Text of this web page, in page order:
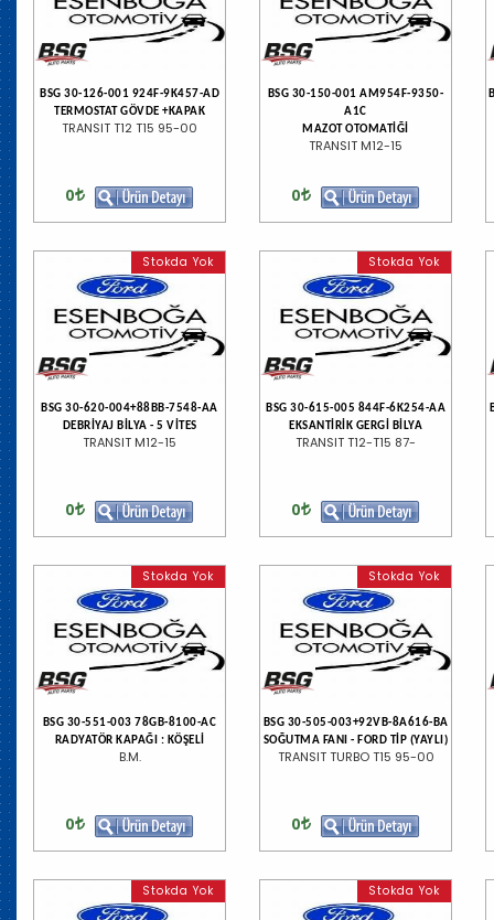
BSG 30-126-001 924F-9K457-AD
TERMOSTAT GÖVDE +KAPAK
TRANSIT T12 T15 95-00
0
BSG 30-150-001 AM954F-9350-
A1C
MAZOT OTOMATİĞİ
TRANSIT M12-15
0
Stokda Yok
BSG 30-620-004+88BB-7548-AA
DEBRİYAJ BİLYA - 5 VİTES
TRANSIT M12-15
0
Stokda Yok
BSG 30-615-005 844F-6K254-AA
EKSANTİRİK GERGİ BİLYA
TRANSIT T12-T15 87-
0
Stokda Yok
BSG 30-551-003 78GB-8100-AC
RADYATÖR KAPAĞI : KÖŞELİ
B.M.
0
Stokda Yok
BSG 30-505-003+92VB-8A616-BA
SOĞUTMA FANI - FORD TİP (YAYLI)
TRANSIT TURBO T15 95-00
0
Stokda Yok Stokda Yok